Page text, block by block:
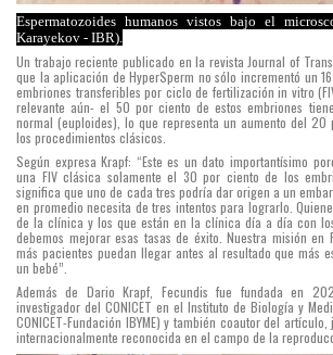
Espermatozoides humanos vistos bajo el
Karayekov - IBR).
Un trabajo reciente publicado en la revista Journal of
que la aplicación de HyperSperm no sólo incrementó un
embriones transferibles por ciclo de fertilización in vitro
relevante aún- el 50 por ciento de estos embriones
normal (euploides), lo que representa un aumento del 20
los procedimientos clásicos.
Según expresa Krapf: “Este es un dato importantísimo
una FIV clásica solamente el 30 por ciento de los
significa que uno de cada tres podría dar origen a un
en promedio necesita de tres intentos para lograrlo.
de la clínica y los que están en la clínica día a día con
debemos mejorar esas tasas de éxito. Nuestra misión en
más pacientes puedan llegar antes al resultado que más
un bebé”.
Además de Dario Krapf, Fecundis fue fundada en
investigador del CONICET en el Instituto de Biología y
CONICET-Fundación IBYME) y también coautor del
internacionalmente reconocida en el campo de la
técnicas
que
hoy
ofrece
clínica
médica”,
afirma
Darío
Krapf,
investigador